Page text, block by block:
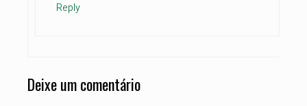
Reply
Deixe um comentário